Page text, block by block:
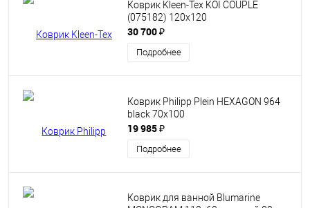
Коврик Kleen-Tex KOI COUPLE
(075182) 120х120
30 700 ₽
Подробнее
Коврик Philipp Plein HEXAGON 964
black 70х100
19 985 ₽
Подробнее
Коврик для ванной Blumarine